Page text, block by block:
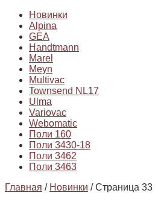
Новинки
Alpina
GEA
Handtmann
Marel
Meyn
Multivac
Townsend NL17
Ulma
Variovac
Webomatic
Поли 160
Поли 3430-18
Поли 3462
Поли 3463
Главная / Новинки / Страница 33